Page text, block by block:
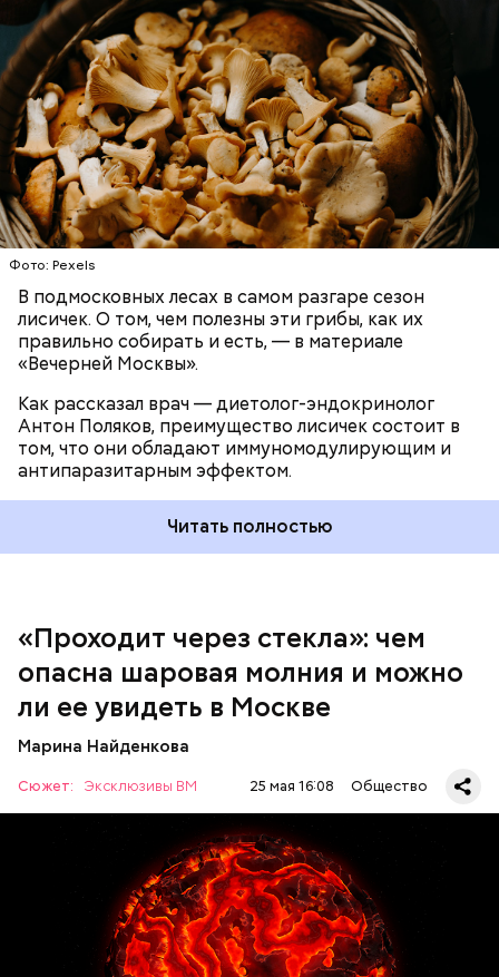
Фото: Pexels
В подмосковных лесах в самом разгаре сезон
лисичек. О том, чем полезны эти грибы, как их
правильно собирать и есть, — в материале
«Вечерней Москвы».
Как рассказал врач — диетолог-эндокринолог
Антон Поляков, преимущество лисичек состоит в
том, что они обладают иммуномодулирующим и
антипаразитарным эффектом.
— В них также содержится D-манноза (два
химических вещества). Эта комбинация позволяет
разрушать яйца некоторых паразитов.
Использование лисичек считается оптимальным
среди альтернативных антипаразитарных
программ, — подчеркнул специалист.
Читать полностью
ЗДОРОВЬЕ ВРАЧИ ГРИБЫ ПРОДУКТЫ
«Проходит через стекла»: чем
опасна шаровая молния и можно
ли ее увидеть в Москве
Марина Найденкова
Сюжет: Эксклюзивы ВМ 25 мая 16:08 Общество
Среднее время жизни молнии (маленькой и
средней) около 30 секунд. Большие же могут жить
и до нескольких минут, отметил эксперт.
При встрече с шаровой молнией важно не
паниковать, подчеркнул Бычков: